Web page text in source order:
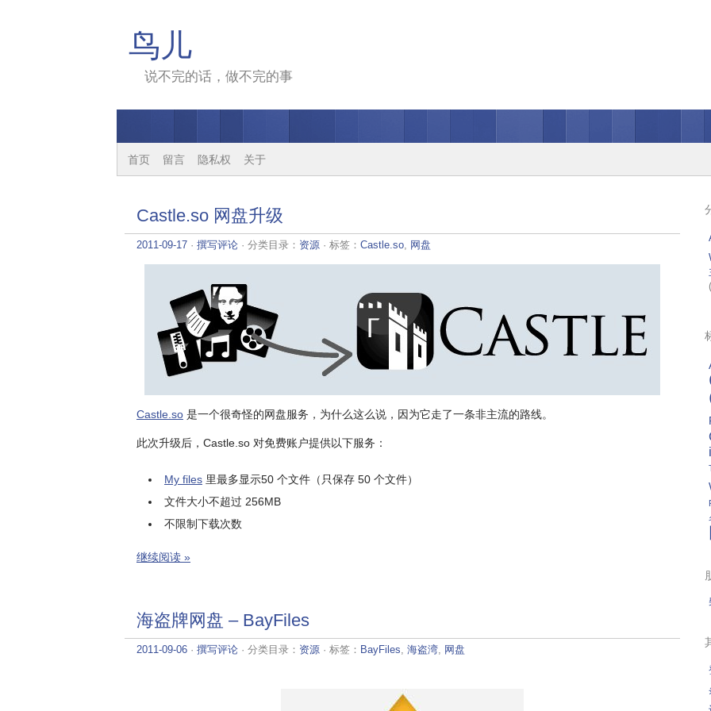
鸟儿
说不完的话，做不完的事
首页 留言 隐私权 关于
Castle.so 网盘升级
2011-09-17 · 撰写评论 · 分类目录： 资源 · 标签： Castle.so, 网盘
Castle.so 是一个很奇怪的网盘服务，为什么这么说，因为它走了一条非主流的路线。
此次升级后，Castle.so 对免费账户提供以下服务：
My files 里最多显示50 个文件（只保存 50 个文件）
文件大小不超过 256MB
不限制下载次数
继续阅读 »
海盗牌网盘 – BayFiles
2011-09-06 · 撰写评论 · 分类目录： 资源 · 标签： BayFiles, 海盗湾, 网盘